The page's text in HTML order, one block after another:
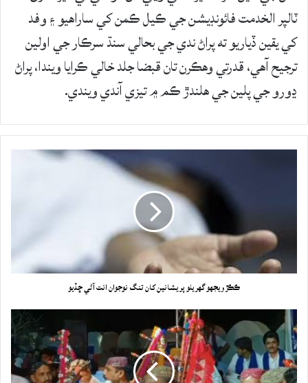
ٽالپر الخدمت فائونڊيشن جي ڪيل ڪمن کي ساراهيو ۽ وفد
کي يقين ڏياريو ته پراڻ ندي جي بحالي سنڌ سرڪار جي اولين
ترجيح آهي، قدرتي وهڪرن تان قبضا جلد خالي ڪرايا ويندا، پراڻ
ڍورو جي پلين جي هلندڙ ڪم ۾ تيزي آندي ويندي.
ڪڪڙ ويجهو گهريلو پريشانين کان تنگ نوجوان انت آڻي ڇڏيو